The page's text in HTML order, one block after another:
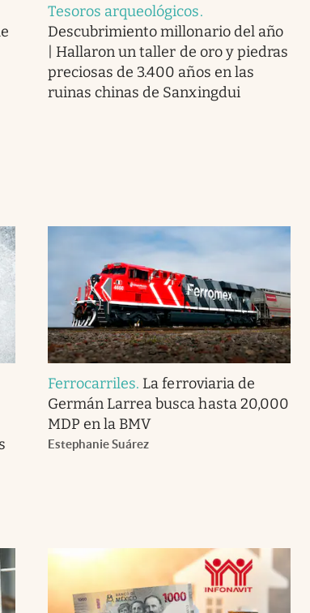
Tesoros arqueológicos.
Descubrimiento millonario del año
| Hallaron un taller de oro y piedras
preciosas de 3.400 años en las
ruinas chinas de Sanxingdui
Ferrocarriles. La ferroviaria de
Germán Larrea busca hasta 20,000
MDP en la BMV
Estephanie Suárez